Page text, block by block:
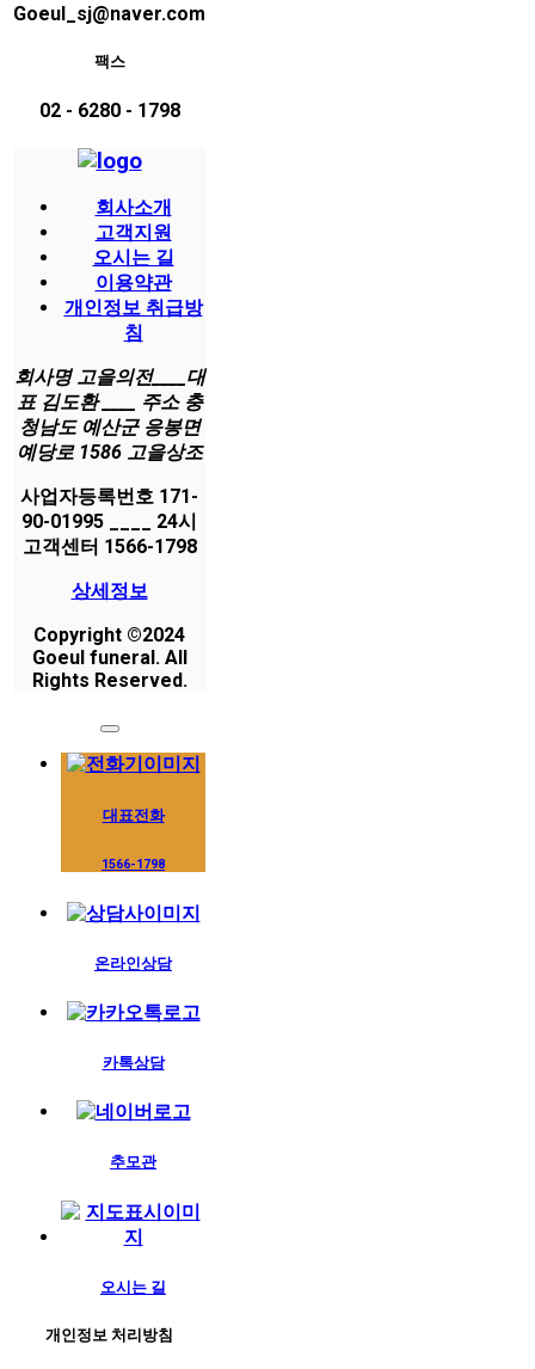
Goeul_sj@naver.com
팩스
02 - 6280 - 1798
회사소개
고객지원
오시는 길
이용약관
개인정보 취급방
침
회사명 고을의전____대
표 김도환 ____ 주소 충
청남도 예산군 응봉면
예당로 1586 고을상조
사업자등록번호 171-
90-01995 ____ 24시
고객센터 1566-1798
상세정보
Copyright ©2024
Goeul funeral. All
Rights Reserved.
대표전화
1566-1798
온라인상담
카톡상담
추모관
오시는 길
개인정보 처리방침